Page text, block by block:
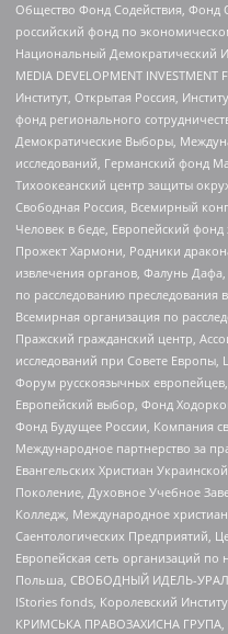
Общество Фонд Содействия, Фонд
российский фонд по
Национальный Демократический
MEDIA DEVELOPMENT
Институт, Открытая Россия,
фонд регионального
Демократические Выборы,
исследований, Германский фонд
Тихоокеанский центр защиты
Свободная Россия, Всемирный
Человек в беде, Европейский
Прожект Хармони, Родники
извлечения органов, Фалунь
по расследованию преследования
Всемирная организация по
Пражский гражданский центр,
исследований при Совете Европы,
Форум русскоязычных
Европейский выбор, Фонд
Фонд Будущее России, Компания
Международное партнерство за
Евангельских Христиан
Поколение, Духовное Учебное
Колледж, Международное
Саентологических Предприятий,
Европейская сеть организаций
Польша, СВОБОДНЫЙ ИДЕЛЬ-УРАЛ,
IStories fonds, Королевский
КРИМСЬКА ПРАВОЗАХИСНА ГРУПА,